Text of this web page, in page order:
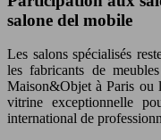
salone del mobile
Les salons spécialisés
les fabricants de
Maison&Objet à Paris ou
vitrine exceptionnelle
international de